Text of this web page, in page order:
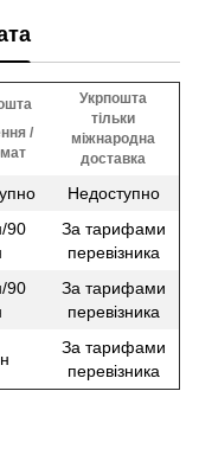
/
Укрпошта
тільки
міжнародна
доставка
Недоступно
90
За тарифами
перевізника
90
За тарифами
перевізника
За тарифами
перевізника